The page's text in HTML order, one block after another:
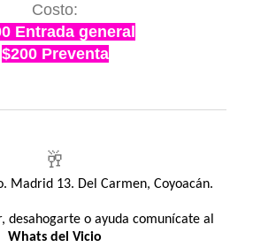
Costo:
Entrada general
$200 Preventa
🥂
Madrid 13. Del Carmen, Coyoacán.
desahogarte o ayuda comunícate al
Whats del Vicio